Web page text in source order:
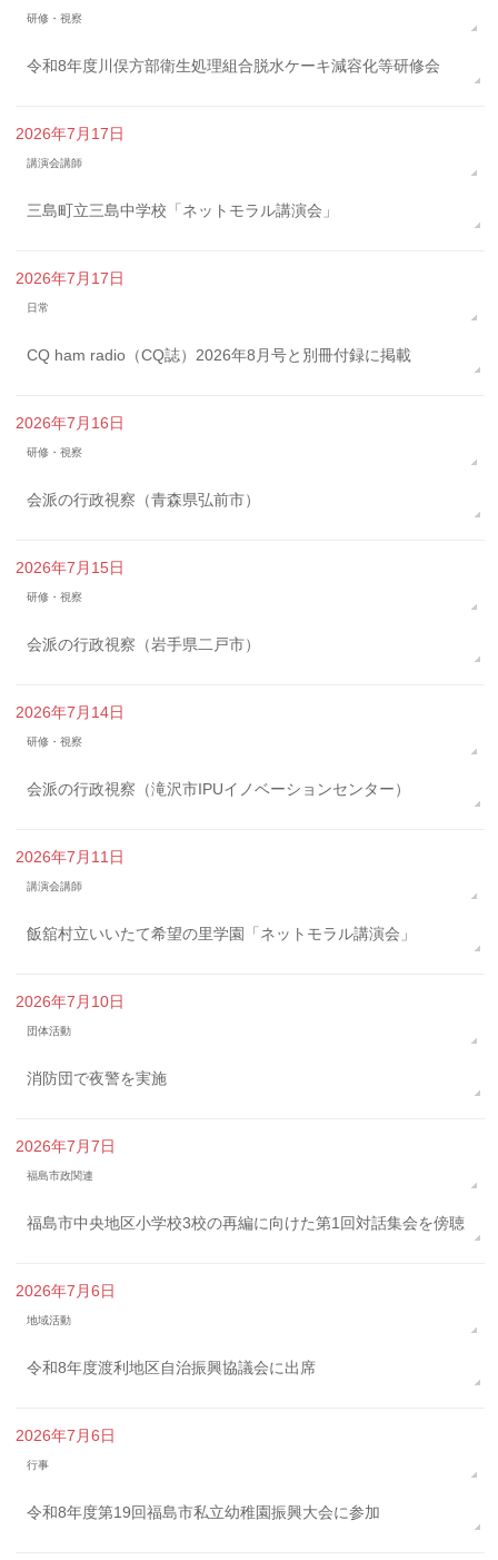
研修・視察
令和8年度川俣方部衛生処理組合脱水ケーキ減容化等研修会
2026年7月17日
講演会講師
三島町立三島中学校「ネットモラル講演会」
2026年7月17日
日常
CQ ham radio（CQ誌）2026年8月号と別冊付録に掲載
2026年7月16日
研修・視察
会派の行政視察（青森県弘前市）
2026年7月15日
研修・視察
会派の行政視察（岩手県二戸市）
2026年7月14日
研修・視察
会派の行政視察（滝沢市IPUイノベーションセンター）
2026年7月11日
講演会講師
飯舘村立いいたて希望の里学園「ネットモラル講演会」
2026年7月10日
団体活動
消防団で夜警を実施
2026年7月7日
福島市政関連
福島市中央地区小学校3校の再編に向けた第1回対話集会を傍聴
2026年7月6日
地域活動
令和8年度渡利地区自治振興協議会に出席
2026年7月6日
行事
令和8年度第19回福島市私立幼稚園振興大会に参加